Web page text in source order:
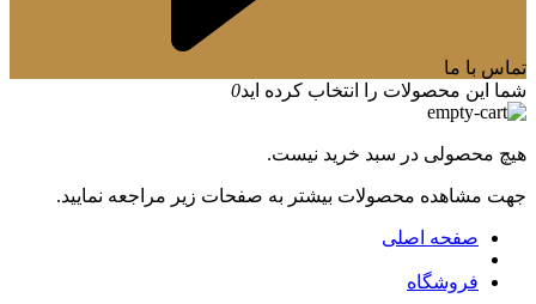
تماس با ما
شما این محصولات را انتخاب کرده اید0
هیچ محصولی در سبد خرید نیست.
جهت مشاهده محصولات بیشتر به صفحات زیر مراجعه نمایید.
صفحه اصلی
فروشگاه